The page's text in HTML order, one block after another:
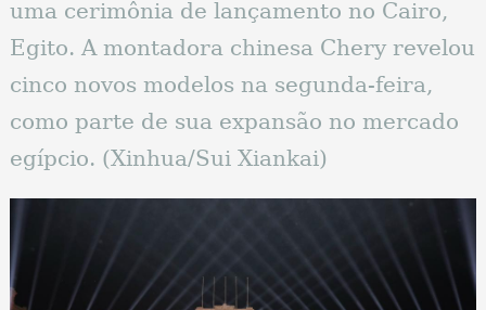
uma cerimônia de lançamento no Cairo,
Egito. A montadora chinesa Chery revelou
cinco novos modelos na segunda-feira,
como parte de sua expansão no mercado
egípcio. (Xinhua/Sui Xiankai)